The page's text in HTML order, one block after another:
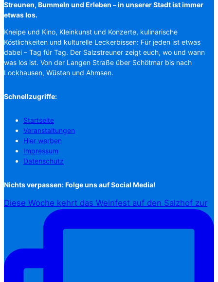
Streunen, Bummeln und Erleben – in unserer Stadt ist immer
etwas los.
Kneipe und Kino, Kleinkunst und Konzerte, kulinarische
Köstlichkeiten und kulturelle Leckerbissen: Für jeden ist etwas
dabei – Tag für Tag. Der Salzstreuner zeigt euch, wo und wann
was los ist. Von der Langen Straße über Schötmar bis nach
Lockhausen, Wüsten und Ahmsen.
Schnellzugriffe:
Startseite
Veranstaltungen
Hier werben
Impressum
Datenschutz
Nichts verpassen: Folge uns auf Social Media!
Diese Woche kehrt das Weinfest auf den Salzhof zur